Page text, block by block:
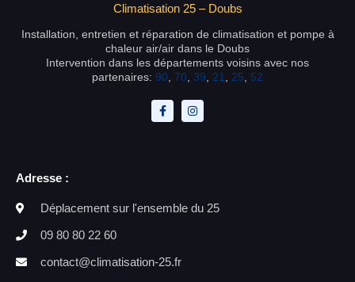
Climatisation 25 – Doubs
Installation, entretien et réparation de climatisation et pompe à
chaleur air/air dans le Doubs
Intervention dans les départements voisins avec nos
partenaires: 90 70 39 21 25 52
Adresse :
Déplacement sur l'ensemble du 25
09 80 80 22 60
contact@climatisation-25.fr